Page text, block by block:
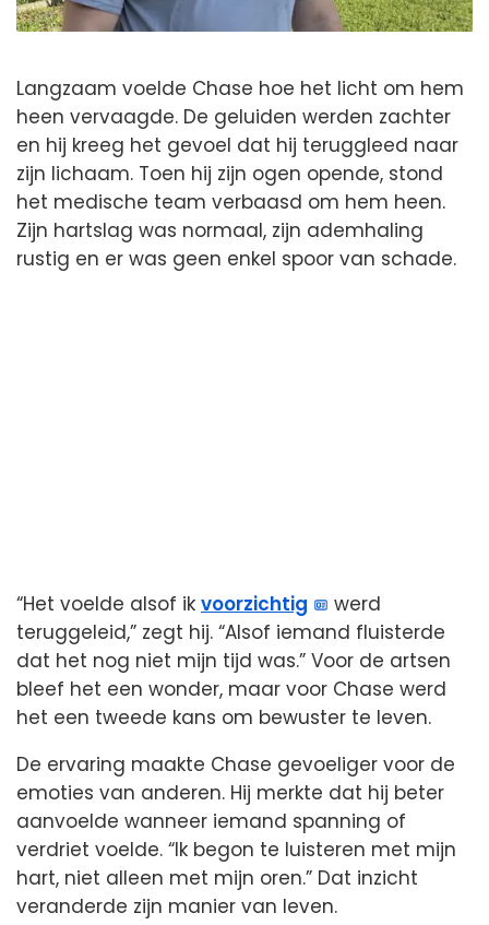
Langzaam voelde Chase hoe het licht om hem
heen vervaagde. De geluiden werden zachter
en hij kreeg het gevoel dat hij teruggleed naar
zijn lichaam. Toen hij zijn ogen opende, stond
het medische team verbaasd om hem heen.
Zijn hartslag was normaal, zijn ademhaling
rustig en er was geen enkel spoor van schade.
“Het voelde alsof ik voorzichtig
werd
teruggeleid,” zegt hij. “Alsof iemand fluisterde
dat het nog niet mijn tijd was.” Voor de artsen
bleef het een wonder, maar voor Chase werd
het een tweede kans om bewuster te leven.
De ervaring maakte Chase gevoeliger voor de
emoties van anderen. Hij merkte dat hij beter
aanvoelde wanneer iemand spanning of
verdriet voelde. “Ik begon te luisteren met mijn
hart, niet alleen met mijn oren.” Dat inzicht
veranderde zijn manier van leven.